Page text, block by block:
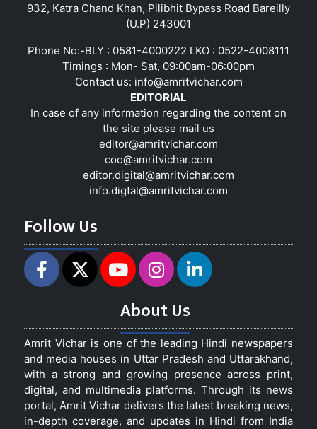
932, Katra Chand Khan, Pilibhit Bypass Road Bareilly
(U.P) 243001
Phone No:-BLY : 0581-4000222 LKO : 0522-4008111
Timings : Mon- Sat, 09:00am-06:00pm
Contact us: info@amritvichar.com
EDITORIAL
In case of any information regarding the content on
the site please mail us
editor@amritvichar.com
coo@amritvichar.com
editor.digital@amritvichar.com
info.digtal@amritvichar.com
Follow Us
About Us
Amrit Vichar is one of the leading Hindi newspapers
and media houses in Uttar Pradesh and Uttarakhand,
with a strong and growing presence across print,
digital, and multimedia platforms. Through its news
portal, Amrit Vichar delivers the latest breaking news,
in-depth coverage, and updates in Hindi from India